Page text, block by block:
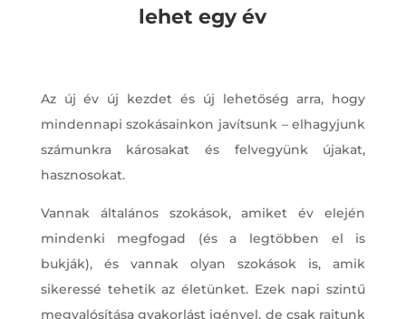
lehet egy év
Az új év új kezdet és új lehetőség arra, hogy
mindennapi szokásainkon javítsunk – elhagyjunk
számunkra károsakat és felvegyünk újakat,
hasznosokat.
Vannak általános szokások, amiket év elején
mindenki megfogad (és a legtöbben el is
bukják), és vannak olyan szokások is, amik
sikeressé tehetik az életünket. Ezek napi szintű
megvalósítása gyakorlást igényel, de csak rajtunk